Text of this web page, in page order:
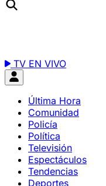
TV EN VIVO
Última Hora
Comunidad
Policía
Política
Televisión
Espectáculos
Tendencias
Deportes